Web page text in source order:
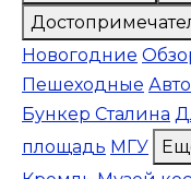
Новогодние
Пешеходные
Бункер Сталина
площадь МГУ